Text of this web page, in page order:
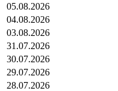
05.08.2026
04.08.2026
03.08.2026
31.07.2026
30.07.2026
29.07.2026
28.07.2026